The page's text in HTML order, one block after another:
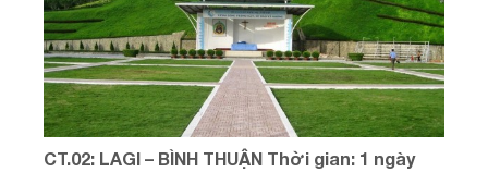
CT.02: LAGI – BÌNH THUẬN Thời gian: 1 ngày